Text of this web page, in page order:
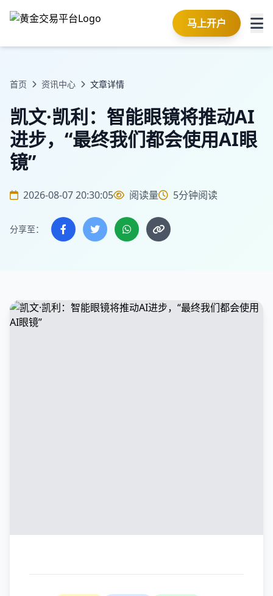
马上开户
首页 资讯中心 文章详情
凯文·凯利：智能眼镜将推动AI
进步，“最终我们都会使用AI眼
镜”
2026-08-07 20:30:05 阅读量 5分钟阅读
分享至：